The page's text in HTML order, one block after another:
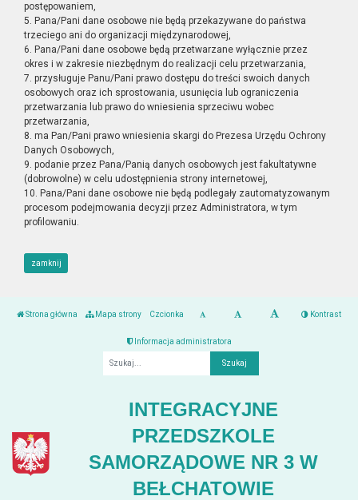
postępowaniem,
5. Pana/Pani dane osobowe nie będą przekazywane do państwa
trzeciego ani do organizacji międzynarodowej,
6. Pana/Pani dane osobowe będą przetwarzane wyłącznie przez
okres i w zakresie niezbędnym do realizacji celu przetwarzania,
7. przysługuje Panu/Pani prawo dostępu do treści swoich danych
osobowych oraz ich sprostowania, usunięcia lub ograniczenia
przetwarzania lub prawo do wniesienia sprzeciwu wobec
przetwarzania,
8. ma Pan/Pani prawo wniesienia skargi do Prezesa Urzędu Ochrony
Danych Osobowych,
9. podanie przez Pana/Panią danych osobowych jest fakultatywne
(dobrowolne) w celu udostępnienia strony internetowej,
10. Pana/Pani dane osobowe nie będą podlegały zautomatyzowanym
procesom podejmowania decyzji przez Administratora, w tym
profilowaniu.
zamknij
Strona główna Mapa strony Czcionka Kontrast
Informacja administratora
INTEGRACYJNE
PRZEDSZKOLE
SAMORZĄDOWE NR 3 W
BEŁCHATOWIE